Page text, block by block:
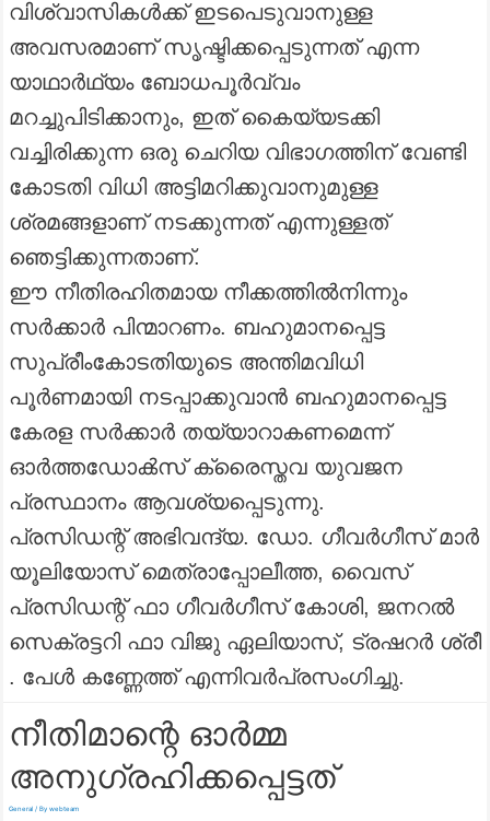
വിശ്വാസികൾക്ക് ഇടപെടുവാനുള്ള
അവസരമാണ് സൃഷ്ടിക്കപ്പെടുന്നത് എന്ന
യാഥാർഥ്യം ബോധപൂർവ്വം
മറച്ചുപിടിക്കാനും, ഇത് കൈയ്യടക്കി
വച്ചിരിക്കുന്ന ഒരു ചെറിയ വിഭാഗത്തിന് വേണ്ടി
കോടതി വിധി അട്ടിമറിക്കുവാനുമുള്ള
ശ്രമങ്ങളാണ് നടക്കുന്നത് എന്നുള്ളത്
ഞെട്ടിക്കുന്നതാണ്.
ഈ നീതിരഹിതമായ നീക്കത്തിൽനിന്നും
സർക്കാർ പിന്മാറണം. ബഹുമാനപ്പെട്ട
സുപ്രീംകോടതിയുടെ അന്തിമവിധി
പൂർണമായി നടപ്പാക്കുവാൻ ബഹുമാനപ്പെട്ട
കേരള സർക്കാർ തയ്യാറാകണമെന്ന്
ഓർത്തഡോൿസ്‌ ക്രൈസ്തവ യുവജന
പ്രസ്ഥാനം ആവശ്യപ്പെടുന്നു.
പ്രസിഡന്റ്‌ അഭിവന്ദ്യ. ഡോ. ഗീവർഗീസ് മാർ
യൂലിയോസ് മെത്രാപ്പോലീത്ത, വൈസ്
പ്രസിഡന്റ്‌ ഫാ ഗീവർഗീസ് കോശി, ജനറൽ
സെക്രട്ടറി ഫാ വിജു ഏലിയാസ്, ട്രഷറർ ശ്രീ
. പേൾ കണ്ണേത്ത് എന്നിവർപ്രസംഗിച്ചു.
നീതിമാന്റെ ഓർമ്മ
അനുഗ്രഹിക്കപ്പെട്ടത്
General/ By webteam